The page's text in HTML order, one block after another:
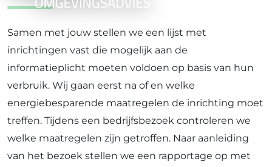
Samen met jouw stellen we een lijst met
inrichtingen vast die mogelijk aan de
informatieplicht moeten voldoen op basis van hun
verbruik. Wij gaan eerst na of en welke
energiebesparende maatregelen de inrichting moet
treffen. Tijdens een bedrijfsbezoek controleren we
welke maatregelen zijn getroffen. Naar aanleiding
van het bezoek stellen we een rapportage op met